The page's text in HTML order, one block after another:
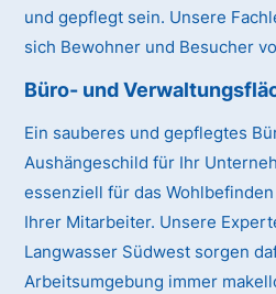
und gepflegt sein. Unsere
sich Bewohner und Besucher
Büro- und
Ein sauberes und gepflegtes
Aushängeschild für Ihr
essenziell für das
Ihrer Mitarbeiter. Unsere
Langwasser Südwest sorgen
Arbeitsumgebung immer